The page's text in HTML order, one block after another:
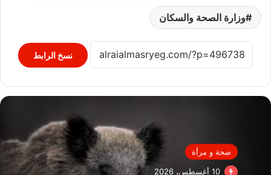
وزارة الصحة والسكان
نسخ الرابط
صحة و مرأة
10 أغسطس، 2026